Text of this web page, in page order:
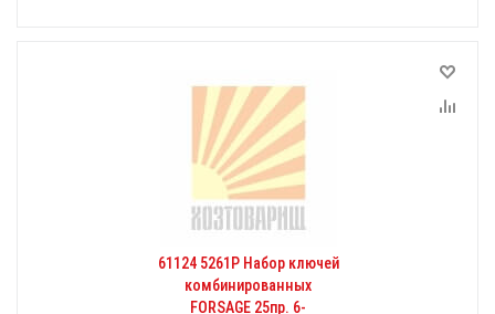
61124 5261P Набор ключей
комбинированных
FORSAGE 25пр. 6-